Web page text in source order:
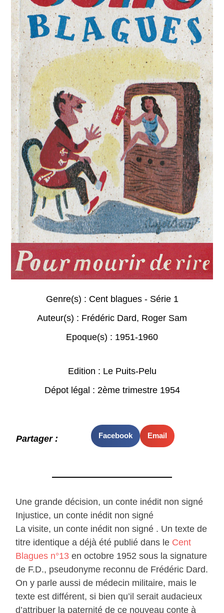
Genre(s) : Cent blagues - Série 1
Auteur(s) : Frédéric Dard, Roger Sam
Epoque(s) : 1951-1960
Edition : Le Puits-Pelu
Dépot légal : 2ème trimestre 1954
Partager : Facebook Email
Une grande décision, un conte inédit non signé
Injustice, un conte inédit non signé
La visite, un conte inédit non signé . Un texte de
titre identique a déjà été publié dans le Cent
Blagues n°13 en octobre 1952 sous la signature
de F.D., pseudonyme reconnu de Frédéric Dard.
On y parle aussi de médecin militaire, mais le
texte est différent, si bien qu’il serait audacieux
d’attribuer la paternité de ce nouveau conte à